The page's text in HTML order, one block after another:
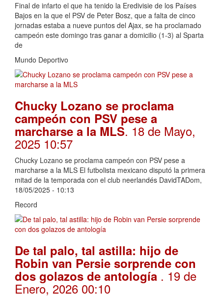
Final de infarto el que ha tenido la Eredivisie de los Países
Bajos en la que el PSV de Peter Bosz, que a falta de cinco
jornadas estaba a nueve puntos del Ajax, se ha proclamado
campeón este domingo tras ganar a domicilio (1-3) al Sparta
de
Mundo Deportivo
Chucky Lozano se proclama
campeón con PSV pese a
marcharse a la MLS. 18 de Mayo,
2025 10:57
Chucky Lozano se proclama campeón con PSV pese a
marcharse a la MLS El futbolista mexicano disputó la primera
mitad de la temporada con el club neerlandés DavidTADom,
18/05/2025 - 10:13
Record
De tal palo, tal astilla: hijo de
Robin van Persie sorprende con
dos golazos de antología . 19 de
Enero, 2026 00:10